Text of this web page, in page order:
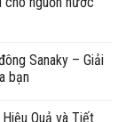
Sanaky – Giải
bạn
Quả và Tiết